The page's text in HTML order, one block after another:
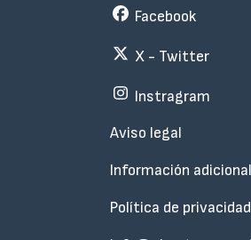
Subfooter
Facebook
X - Twitter
Instragram
Aviso legal
Información adicional
Política de privacidad